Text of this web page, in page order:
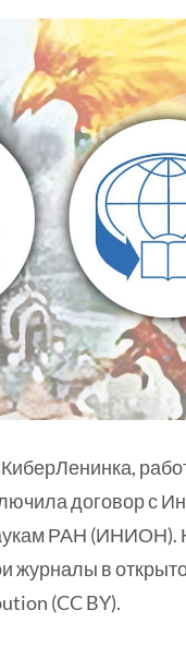
договор с
РАН (ИНИОН).
в
(CC BY).